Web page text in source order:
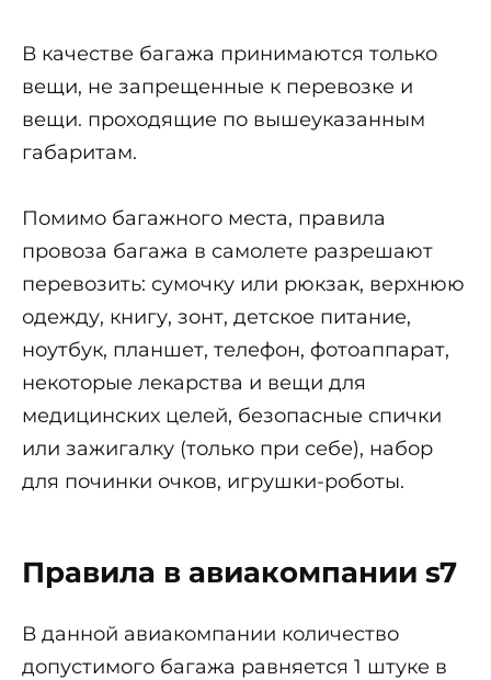
В качестве багажа принимаются только
вещи, не запрещенные к перевозке и
вещи. проходящие по вышеуказанным
габаритам.
Помимо багажного места, правила
провоза багажа в самолете разрешают
перевозить: сумочку или рюкзак, верхнюю
одежду, книгу, зонт, детское питание,
ноутбук, планшет, телефон, фотоаппарат,
некоторые лекарства и вещи для
медицинских целей, безопасные спички
или зажигалку (только при себе), набор
для починки очков, игрушки-роботы.
Правила в авиакомпании s7
В данной авиакомпании количество
допустимого багажа равняется 1 штуке в